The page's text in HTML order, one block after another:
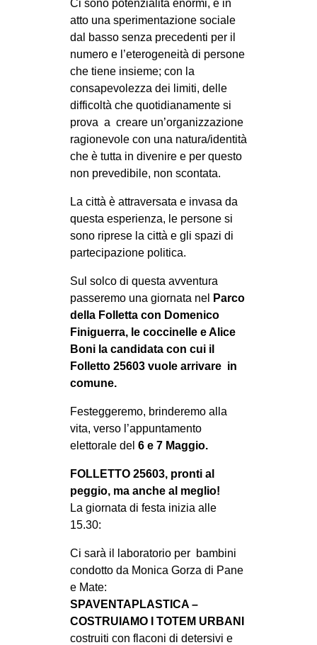
Ci sono potenzialità enormi, è in
atto una sperimentazione sociale
dal basso senza precedenti per il
numero e l’eterogeneità di persone
che tiene insieme; con la
consapevolezza dei limiti, delle
difficoltà che quotidianamente si
prova a creare un’organizzazione
ragionevole con una natura/identità
che è tutta in divenire e per questo
non prevedibile, non scontata.
La città è attraversata e invasa da
questa esperienza, le persone si
sono riprese la città e gli spazi di
partecipazione politica.
Sul solco di questa avventura
passeremo una giornata nel
Parco
della Folletta con Domenico
Finiguerra, le coccinelle e Alice
Boni la candidata con cui il
Folletto 25603 vuole arrivare in
comune.
Festeggeremo, brinderemo alla
vita, verso l’appuntamento
elettorale del 6 e 7 Maggio.
FOLLETTO 25603, pronti al
peggio, ma anche al meglio!
La giornata di festa inizia alle
15.30:
Ci sarà il laboratorio per bambini
condotto da Monica Gorza di Pane
e Mate:
SPAVENTAPLASTICA –
COSTRUIAMO I TOTEM URBANI
costruiti con flaconi di detersivi e